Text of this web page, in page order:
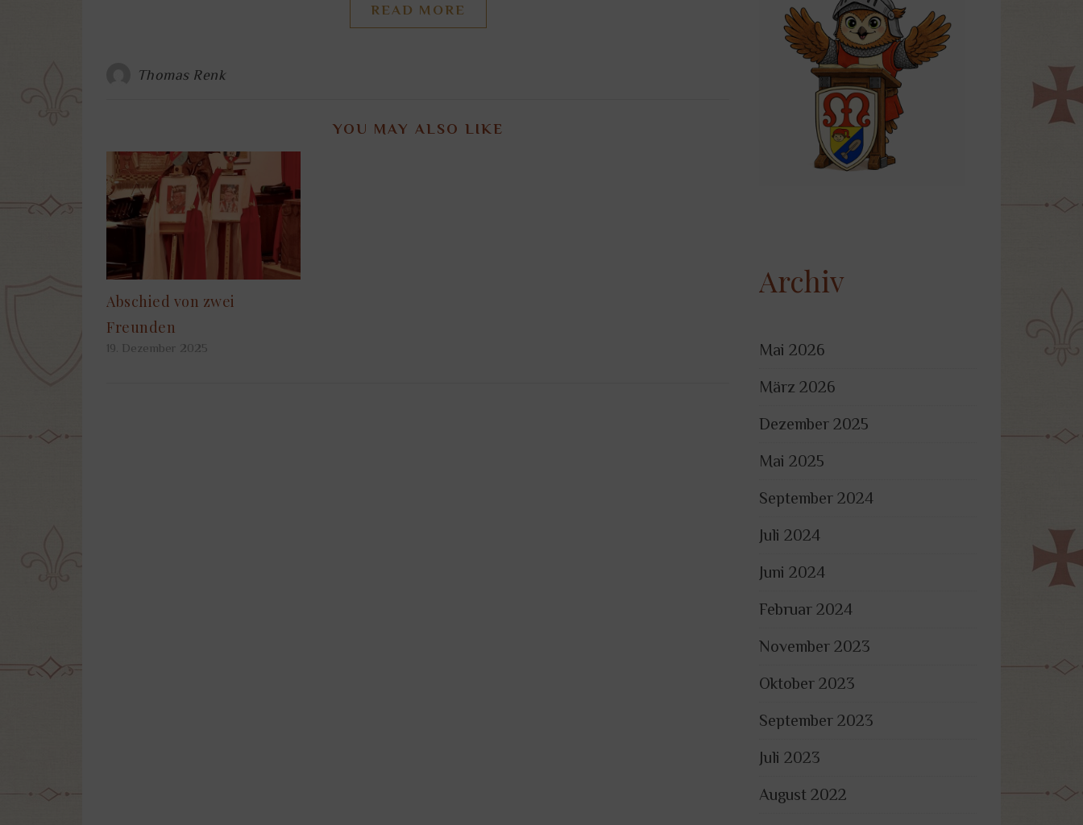
READ MORE
Thomas Renk
YOU MAY ALSO LIKE
Abschied von zwei
Freunden
19. Dezember 2025
Archiv
Mai 2026
März 2026
Dezember 2025
Mai 2025
September 2024
Juli 2024
Juni 2024
Februar 2024
November 2023
Oktober 2023
September 2023
Juli 2023
August 2022